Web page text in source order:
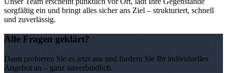
sorgfältig ein und bringt alles sicher ans Ziel – strukturiert, schnell
und zuverlässig.
Alle Fragen geklärt?
Dann probieren Sie es jetzt aus und fordern Sie Ihr individuelles
Angebot an – ganz unverbindlich.